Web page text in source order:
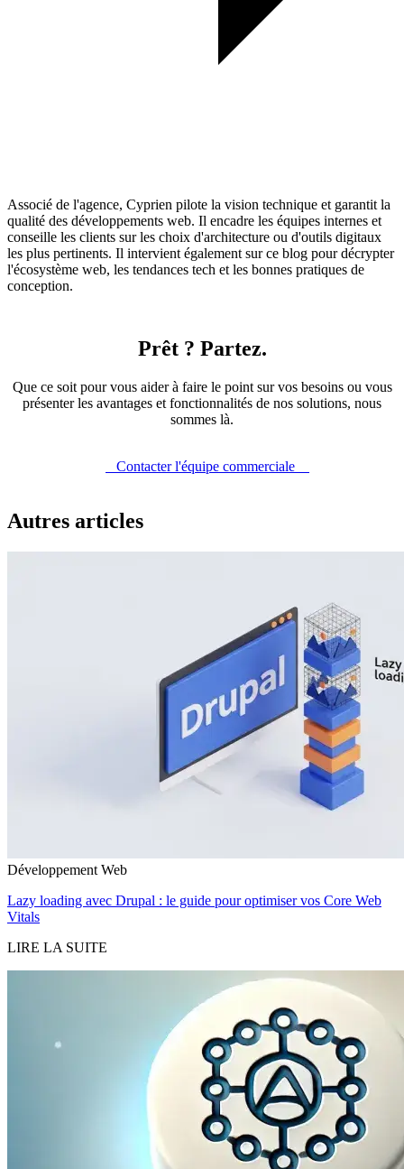
Associé de l'agence, Cyprien pilote la vision technique et garantit la
qualité des développements web. Il encadre les équipes internes et
conseille les clients sur les choix d'architecture ou d'outils digitaux
les plus pertinents. Il intervient également sur ce blog pour décrypter
l'écosystème web, les tendances tech et les bonnes pratiques de
conception.
Prêt ? Partez.
Que ce soit pour vous aider à faire le point sur vos besoins ou vous
présenter les avantages et fonctionnalités de nos solutions, nous
sommes là.
Contacter l'équipe commerciale
Autres articles
Développement Web
Lazy loading avec Drupal : le guide pour optimiser vos Core Web
Vitals
LIRE LA SUITE